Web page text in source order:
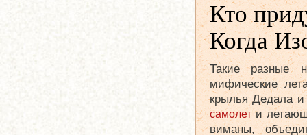
Кто
Когда
Такие разные
мифические
крылья Дедала и
самолети
виманы,